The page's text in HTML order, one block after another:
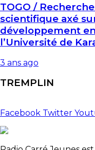
TOGO /
scientifique axé
développement
l’Université de
3 ans ago
TREMPLIN
Facebook Twitter